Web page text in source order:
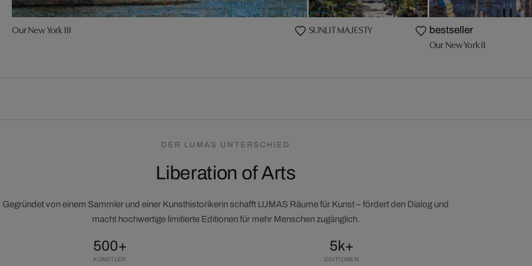
Our New York III SUNLIT MAJESTY bestseller
Our New York II
DER LUMAS UNTERSCHIED
Liberation of Arts
Gegründet von einem Sammler und einer Kunsthistorikerin schafft LUMAS Räume für Kunst – fördert den Dialog und
macht hochwertige limitierte Editionen für mehr Menschen zugänglich.
500+
KÜNSTLER
5k+
EDITIONEN